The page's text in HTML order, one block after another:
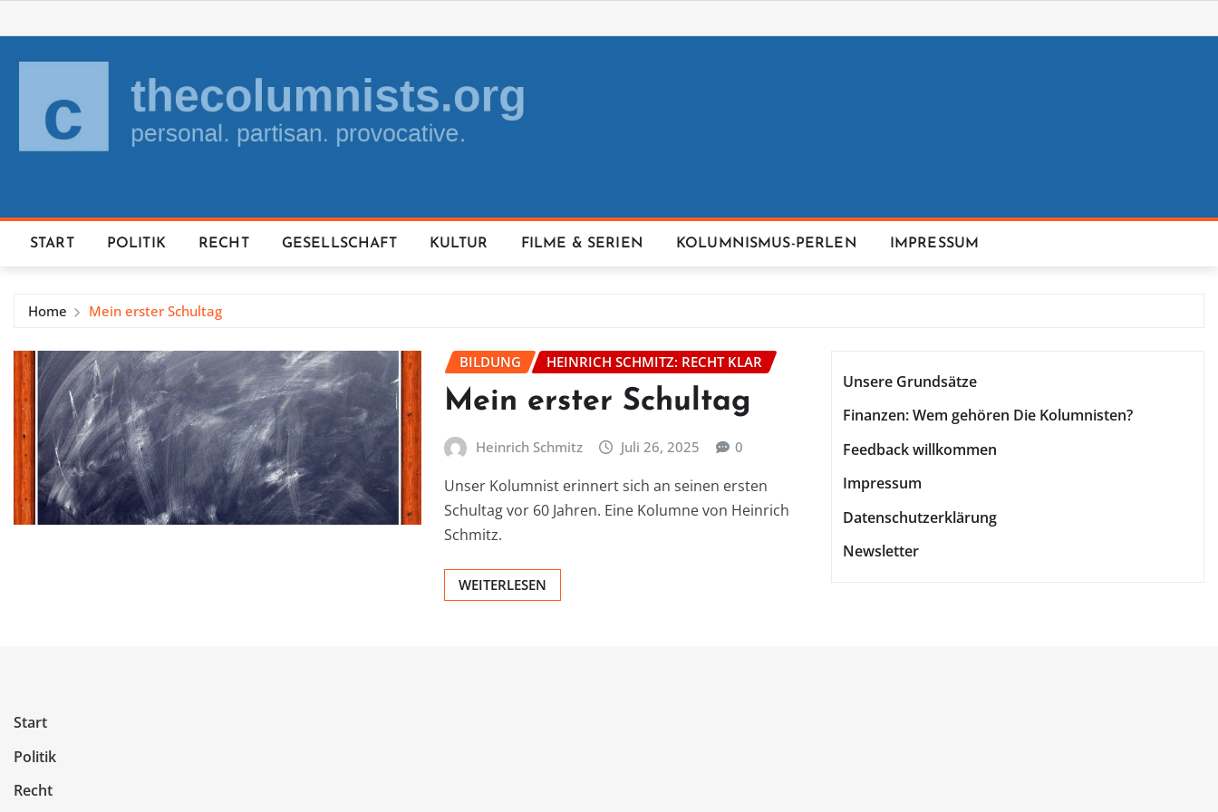
to
content
START POLITIK RECHT GESELLSCHAFT KULTUR FILME & SERIEN KOLUMNISMUS-PERLEN IMPRESSUM
Home Mein erster Schultag
BILDUNG HEINRICH SCHMITZ: RECHT KLAR
Mein erster Schultag
Heinrich Schmitz Juli 26, 2025 0
Unser Kolumnist erinnert sich an seinen ersten
Schultag vor 60 Jahren. Eine Kolumne von Heinrich
Schmitz.
WEITERLESEN
Unsere Grundsätze
Finanzen: Wem gehören Die Kolumnisten?
Feedback willkommen
Impressum
Datenschutzerklärung
Newsletter
Start
Politik
Recht